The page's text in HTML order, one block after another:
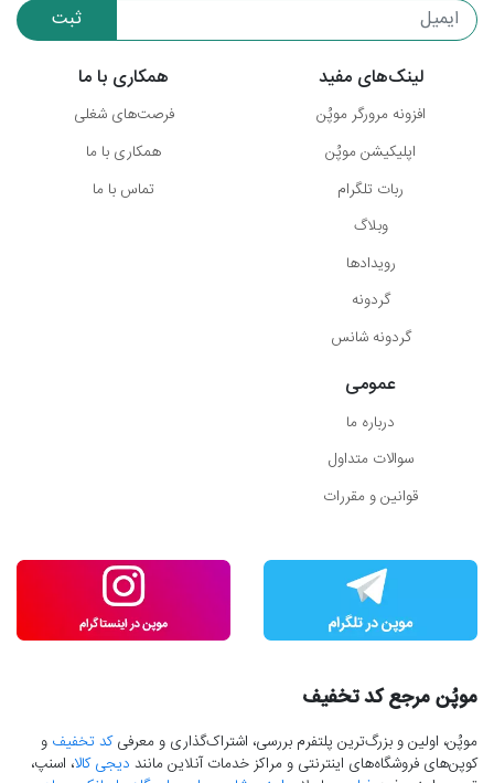
ثبت
لینک‌های مفید
افزونه مرورگر موپُن
اپلیکیشن موپُن
ربات تلگرام
وبلاگ
رویدادها
گردونه
گردونه شانس
همکاری با ما
فرصت‌های شغلی
همکاری با ما
تماس با ما
عمومی
درباره ما
سوالات متداول
قوانین و مقررات
موپُن مرجع کد تخفیف
موپُن، اولین و بزرگ‌ترین پلتفرم بررسی، اشتراک‌گذاری و معرفیکد تخفیف و
کوپن‌های فروشگاه‌های اینترنتی و مراکز خدمات آنلاین مانند دیجی کالا، اسنپ،